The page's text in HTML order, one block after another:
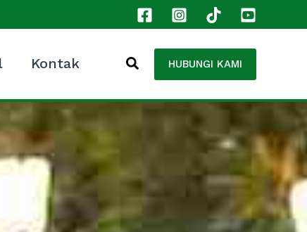
Kontak HUBUNGI KAMI